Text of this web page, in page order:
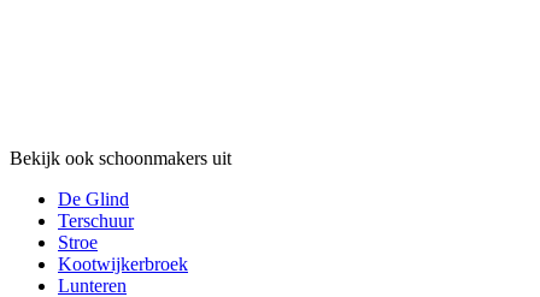
Bekijk ook schoonmakers uit
De Glind
Terschuur
Stroe
Kootwijkerbroek
Lunteren